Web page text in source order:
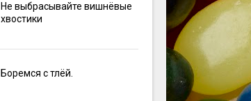
Не выбрасывайте вишнёвые
хвостики
Боремся с тлёй.